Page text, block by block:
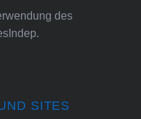
des
.
SITES